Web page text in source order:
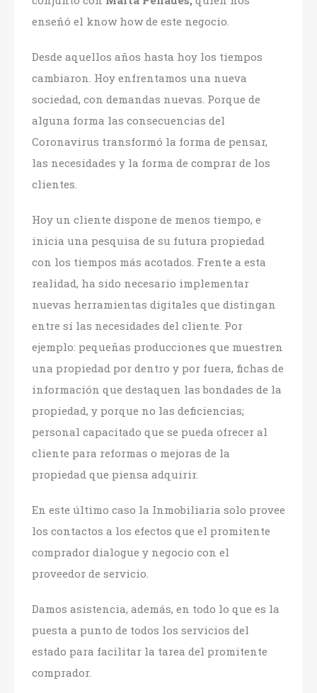
enseñó el know how de este negocio.
Desde aquellos años hasta hoy los tiempos
cambiaron. Hoy enfrentamos una nueva
sociedad, con demandas nuevas. Porque de
alguna forma las consecuencias del
Coronavirus transformó la forma de pensar,
las necesidades y la forma de comprar de los
clientes.
Hoy un cliente dispone de menos tiempo, e
inicia una pesquisa de su futura propiedad
con los tiempos más acotados. Frente a esta
realidad, ha sido necesario implementar
nuevas herramientas digitales que distingan
entre sí las necesidades del cliente. Por
ejemplo: pequeñas producciones que muestren
una propiedad por dentro y por fuera, fichas de
información que destaquen las bondades de la
propiedad, y porque no las deficiencias;
personal capacitado que se pueda ofrecer al
cliente para reformas o mejoras de la
propiedad que piensa adquirir.
En este último caso la Inmobiliaria solo provee
los contactos a los efectos que el promitente
comprador dialogue y negocio con el
proveedor de servicio.
Damos asistencia, además, en todo lo que es la
puesta a punto de todos los servicios del
estado para facilitar la tarea del promitente
comprador.